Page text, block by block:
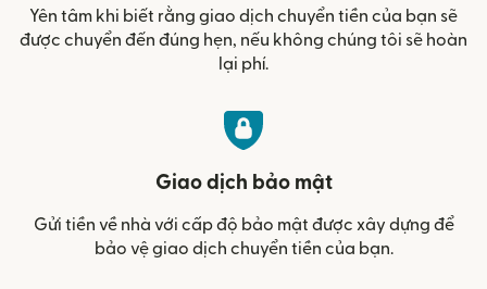
Yên tâm khi biết rằng giao dịch chuyển tiền của bạn sẽ
được chuyển đến đúng hẹn, nếu không chúng tôi sẽ hoàn
lại phí.
Giao dịch bảo mật
Gửi tiền về nhà với cấp độ bảo mật được xây dựng để
bảo vệ giao dịch chuyển tiền của bạn.